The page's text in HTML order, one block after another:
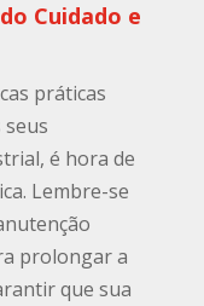
Cuidado e
práticas
é hora de
Lembre-se
prolongar a
que sua